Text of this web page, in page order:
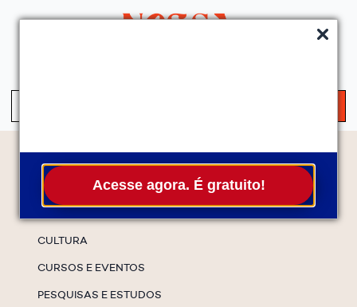
Acesse agora. É gratuito!
Temas
CULTURA
CURSOS E EVENTOS
PESQUISAS E ESTUDOS